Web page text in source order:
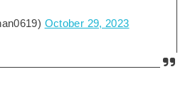
October 29, 2023